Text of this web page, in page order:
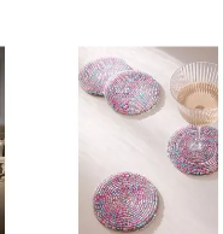
Royale Velour 加厚卫生纸
12大卷=24卷 日常囤货